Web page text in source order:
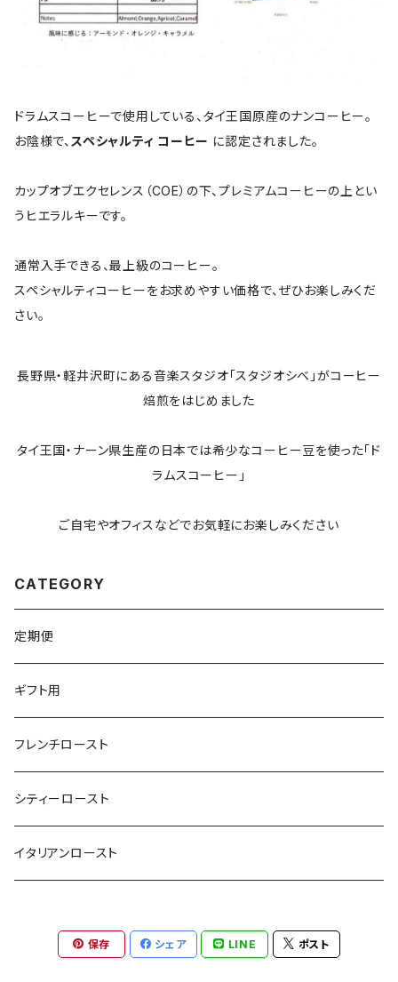
ドラムスコーヒーで使用している、タイ王国原産のナンコーヒー。
お陰様で、 スペシャルティ コーヒー に認定されました。
カップオブエクセレンス（COE）の下、プレミアムコーヒーの上とい
うヒエラルキーです。
通常入手できる、最上級のコーヒー。
スペシャルティコーヒーをお求めやすい価格で、ぜひお楽しみくだ
さい。
長野県・軽井沢町にある音楽スタジオ「スタジオシベ」がコーヒー
焙煎をはじめました
タイ王国・ナーン県生産の日本では希少なコーヒー豆を使った「ド
ラムスコーヒー」
ご自宅やオフィスなどでお気軽にお楽しみください
CATEGORY
定期便
ギフト用
フレンチロースト
シティーロースト
イタリアンロースト
保存 シェア LINE ポスト